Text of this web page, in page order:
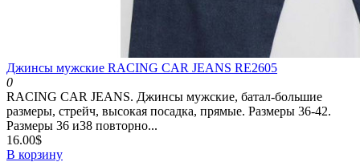
Джинсы мужские RACING CAR JEANS RE2605
0
RACING CAR JEANS. Джинсы мужские, батал-большие
размеры, стрейч, высокая посадка, прямые. Размеры 36-42.
Размеры 36 и38 повторно...
16.00$
В корзину